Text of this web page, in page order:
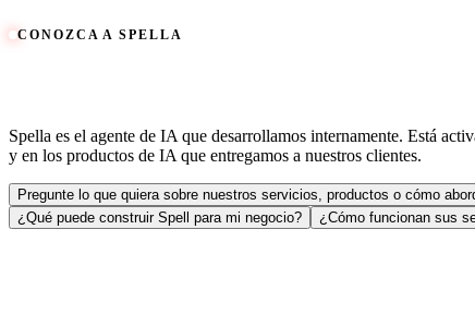
CONOZCA A SPELLA
Spella es el agente de IA que desarrollamos internamente. Está
y en los productos de IA que entregamos a nuestros clientes.
Pregunte lo que quiera sobre nuestros servicios, productos o cómo
¿Qué puede construir Spell para mi negocio?
¿Cómo funcionan sus